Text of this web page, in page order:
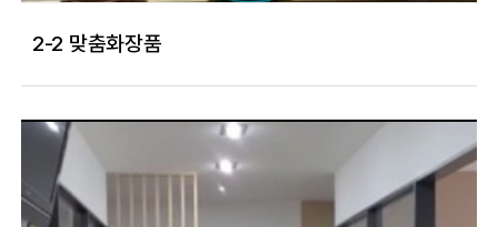
2-2 맞춤화장품